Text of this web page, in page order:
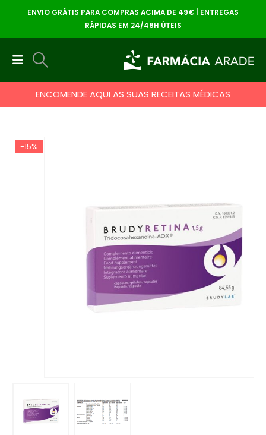
ENVIO GRÁTIS PARA COMPRAS ACIMA DE 49€ | ENTREGAS
RÁPIDAS EM 24/48H ÚTEIS
ENCOMENDE AQUI AS SUAS RECEITAS MÉDICAS
-15%